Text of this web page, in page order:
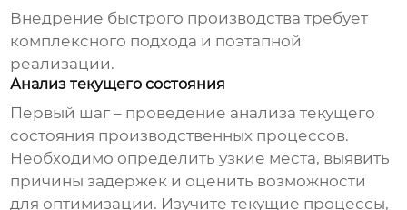
Внедрение быстрого производства требует
комплексного подхода и поэтапной
реализации.
Анализ текущего состояния
Первый шаг – проведение анализа текущего
состояния производственных процессов.
Необходимо определить узкие места, выявить
причины задержек и оценить возможности
для оптимизации. Изучите текущие процессы,